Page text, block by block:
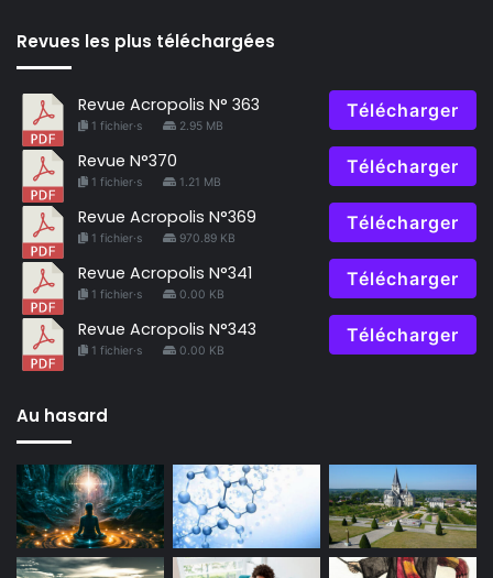
Revues les plus téléchargées
Revue Acropolis N° 363
1 fichier·s 2.95 MB
Télécharger
Revue N°370
1 fichier·s 1.21 MB
Télécharger
Revue Acropolis N°369
1 fichier·s 970.89 KB
Télécharger
Revue Acropolis N°341
1 fichier·s 0.00 KB
Télécharger
Revue Acropolis N°343
1 fichier·s 0.00 KB
Télécharger
Au hasard